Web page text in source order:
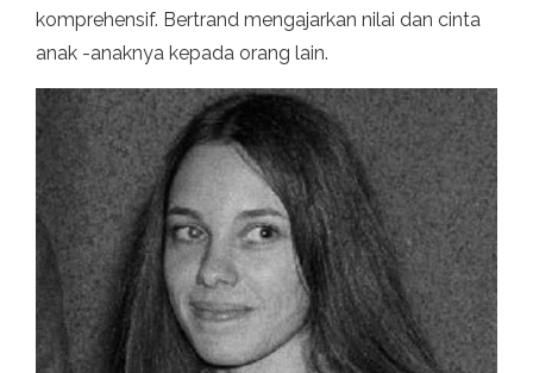
komprehensif. Bertrand mengajarkan nilai dan cinta
anak -anaknya kepada orang lain.